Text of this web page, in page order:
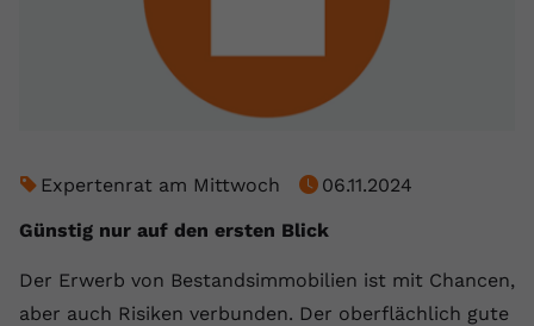
Expertenrat am Mittwoch
06.11.2024
Günstig nur auf den ersten Blick
Der Erwerb von Bestandsimmobilien ist mit Chancen,
aber auch Risiken verbunden. Der oberflächlich gute